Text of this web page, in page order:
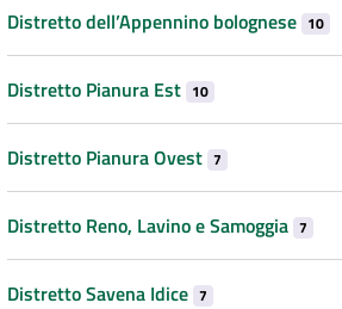
Distretto dell’Appennino bolognese 10
Distretto Pianura Est 10
Distretto Pianura Ovest 7
Distretto Reno, Lavino e Samoggia 7
Distretto Savena Idice 7